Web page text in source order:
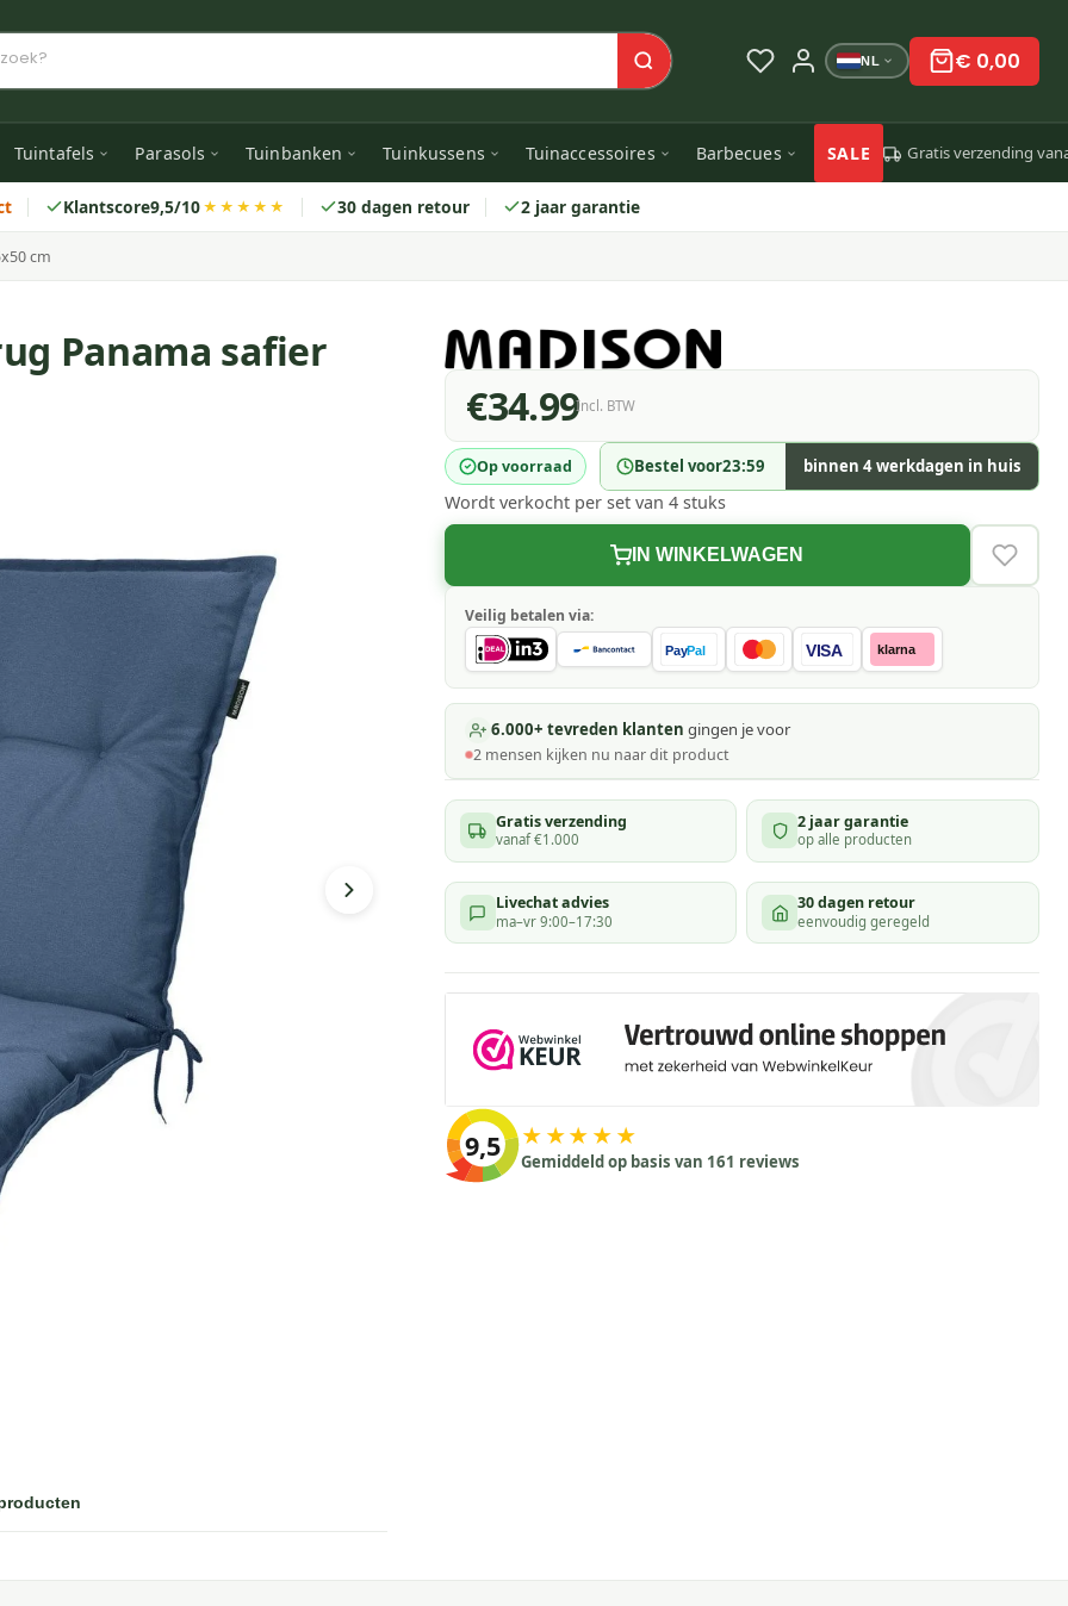
NL € 0,00
Tuintafels Parasols Tuinbanken Tuinkussens Tuinaccessoires Barbecues SALE Gratis verzending
Klantscore9,5/10★★★★★ 30 dagen retour 2 jaar garantie
cm
Panama safier
€34.99Incl. BTW
Op voorraad Bestel voor23:59 binnen 4 werkdagen in huis
Wordt verkocht per set van 4 stuks
IN WINKELWAGEN
Veilig betalen via:
PayPal VISA klarna
6.000+ tevreden klanten gingen je voor
2 mensen kijken nu naar dit product
Gratis verzending
vanaf €1.000
2 jaar garantie
op alle producten
Livechat advies
ma–vr 9:00–17:30
30 dagen retour
eenvoudig geregeld
9,5 ★★★★★
Gemiddeld op basis van 161 reviews